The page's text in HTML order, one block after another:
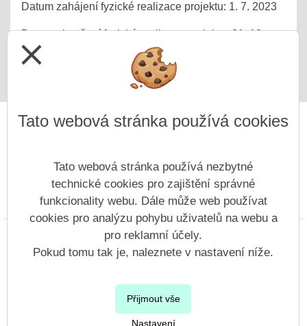
Datum zahájení fyzické realizace projektu: 1. 7. 2023
Datum ukončení fyzické realizace projektu: 31. 12.
2025
Prohlášení o přístupnosti Mapa webu Cookies
Copyright © 2022 - 2023 ZŠ Nový Bor, Generála Svobody &
Vitalex Group- Tvorba školních webů
| Na redakčním systému
Vitalex CMS
close
Tato webová stránka používá cookies
Tato webová stránka používá nezbytné
technické cookies pro zajištění správné
funkcionality webu. Dále může web používat
cookies pro analýzu pohybu uživatelů na webu a
pro reklamní účely.
Pokud tomu tak je, naleznete v nastavení níže.
Přijmout vše
Nastavení